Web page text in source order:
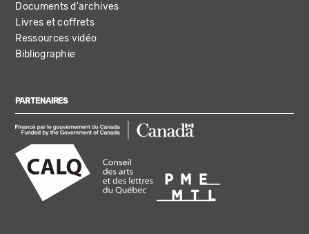
Documents d'archives
Livres et coffrets
Ressources vidéo
Bibliographie
PARTENAIRES